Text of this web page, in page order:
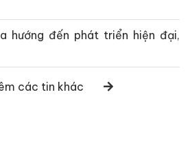
hướng đến phát triển hiện đại,
các tin khác